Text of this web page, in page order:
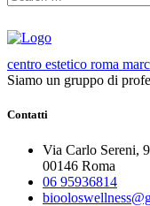
centro estetico roma
Siamo un gruppo di
Contatti
Via Carlo Sereni, 9
00146 Roma
06 95936814